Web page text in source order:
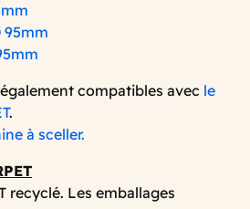
compatibles avec le
.
à sceller.
recyclé. Les emballages